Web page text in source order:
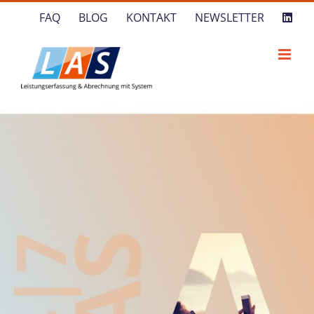
springen
FAQ BLOG KONTAKT NEWSLETTER